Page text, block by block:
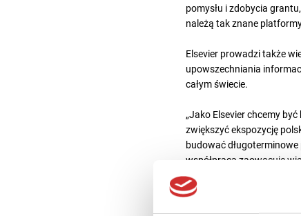
pomysłu i zdobycia
należą tak znane
Elsevier prowadzi także
upowszechniania
całym świecie.
„Jako Elsevier chcemy
zwiększyć ekspozycję
budować
współpraca zaowocuje
Elsevier.